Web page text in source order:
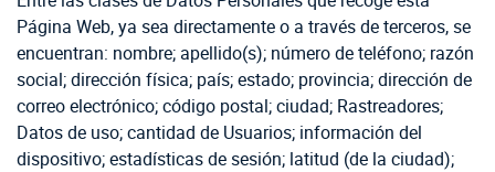
Página Web, ya sea directamente o a través de terceros, se
encuentran: nombre; apellido(s); número de teléfono; razón
social; dirección física; país; estado; provincia; dirección de
correo electrónico; código postal; ciudad; Rastreadores;
Datos de uso; cantidad de Usuarios; información del
dispositivo; estadísticas de sesión; latitud (de la ciudad);